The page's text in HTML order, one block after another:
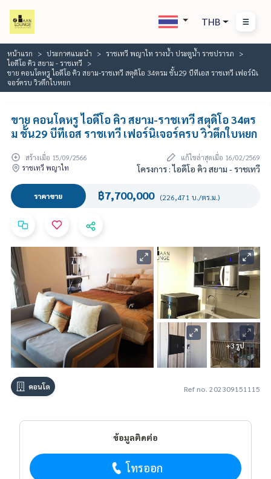
THB
หน้าแรก ประกาศแนะนำ
ราชเทวี พญาไท รางน้ำ ประตูน้ำ ราชปรารภ
ไอดีโอ คิว สยาม - ราชเทวี
ขาย คอนโดหรู ไอดีโอ คิว สยาม-ราชเทวี สตุดิโอ 34ตรม ชั้น29 บีทีเอส ราชเทวี เฟอร์นิเ
จอร์ครบ วิวตึกใบหยก
ขาย คอนโดหรู ไอดีโอ คิว สยาม-ราชเทวี สตุดิโอ 34ตร
ม ชั้น29 บีทีเอส ราชเทวี เฟอร์นิเจอร์ครบ วิวตึกใบหยก
สร้างเมื่อ 15/09/2566
แก้ไขล่าสุดเมื่อ 16/02/2569
ราชเทวี พญาไท
โครงการ : ไอดีโอ คิว สยาม - ราชเทวี
ราคาขาย ฿7,700,000 (226,471 บ./ตร.ม.)
+3 รูป
คอนโด Ref no. 202309151115
ข้อมูลติดต่อ
โทรออก